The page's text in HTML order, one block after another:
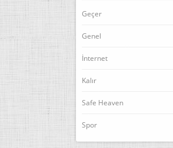
Geçer
Genel
İnternet
Kalır
Safe Heaven
Spor